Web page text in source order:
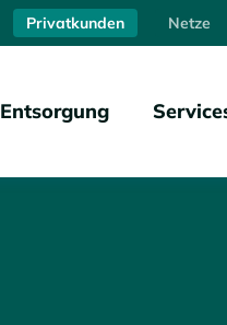
Privatkunden Netze
Entsorgung